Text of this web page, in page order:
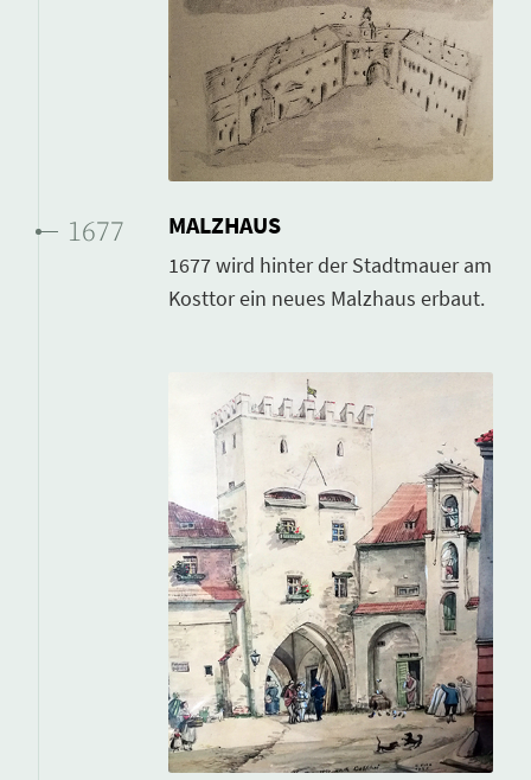
1677 MALZHAUS
1677 wird hinter der Stadtmauer am
Kosttor ein neues Malzhaus erbaut.